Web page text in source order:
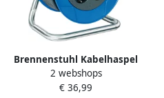
Brennenstuhl Kabelhaspel
15 mtr | 3G1.5 | Garant
Compact | 1079180004
2 webshops
€ 36,99